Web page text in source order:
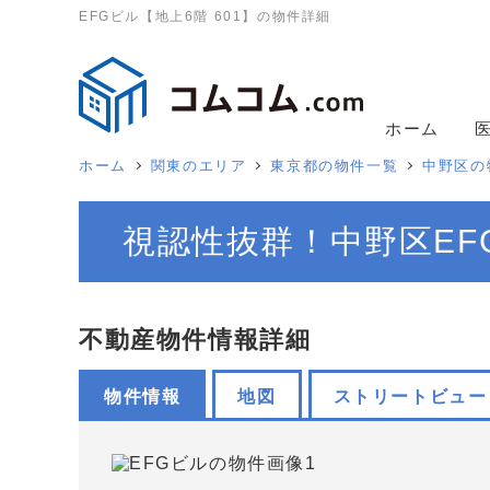
EFGビル【地上6階 601】の物件詳細
ホーム
ホーム 関東のエリア 東京都の物件一覧 中野区
視認性抜群！中野区
不動産物件情報詳細
物件情報 地図 ストリートビュー